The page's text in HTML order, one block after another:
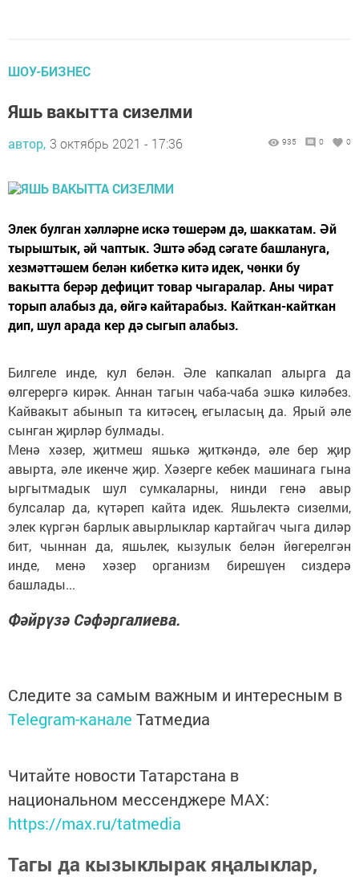
ШОУ-БИЗНЕС
Яшь вакытта сизелми
автор, 3 октябрь 2021 - 17:36 935 0 0
Элек булган хәлләрне искә төшерәм дә, шаккатам. Әй
тырыштык, әй чаптык. Эштә әбәд сәгате башлануга,
хезмәттәшем белән кибеткә китә идек, чөнки бу
вакытта берәр дефицит товар чыгаралар. Аны чират
торып алабыз да, өйгә кайтарабыз. Кайткан-кайткан
дип, шул арада кер дә сыгып алабыз.
Билгеле инде, кул белән. Әле капкалап алырга да
өлгерергә кирәк. Аннан тагын чаба-чаба эшкә киләбез.
Кайвакыт абынып та китәсең, егыласың да. Ярый әле
сынган җирләр булмады.
Менә хәзер, җитмеш яшькә җиткәндә, әле бер җир
авырта, әле икенче җир. Хәзерге кебек машинага гына
ыргытмадык шул сумкаларны, нинди генә авыр
булсалар да, күтәреп кайта идек. Яшьлектә сизелми,
элек күргән барлык авырлыклар картайгач чыга диләр
бит, чыннан да, яшьлек, кызулык белән йөгерелгән
инде, менә хәзер организм бирешүен сиздерә
башлады...
Фәйрүзә Сәфәргалиева.
Следите за самым важным и интересным в
Telegram-канале Татмедиа
Читайте новости Татарстана в
национальном мессенджере MАХ:
https://max.ru/tatmedia
Тагы да кызыклырак яңалыклар,